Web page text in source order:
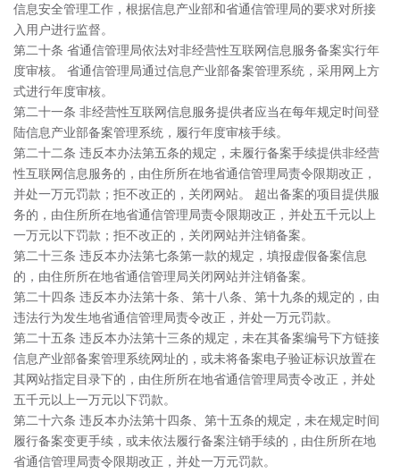
信息安全管理工作，根据信息产业部和省通信管理局的要求对所接
入用户进行监督。
第二十条 省通信管理局依法对非经营性互联网信息服务备案实行年
度审核。 省通信管理局通过信息产业部备案管理系统，采用网上方
式进行年度审核。
第二十一条 非经营性互联网信息服务提供者应当在每年规定时间登
陆信息产业部备案管理系统，履行年度审核手续。
第二十二条 违反本办法第五条的规定，未履行备案手续提供非经营
性互联网信息服务的，由住所所在地省通信管理局责令限期改正，
并处一万元罚款；拒不改正的，关闭网站。 超出备案的项目提供服
务的，由住所所在地省通信管理局责令限期改正，并处五千元以上
一万元以下罚款；拒不改正的，关闭网站并注销备案。
第二十三条 违反本办法第七条第一款的规定，填报虚假备案信息
的，由住所所在地省通信管理局关闭网站并注销备案。
第二十四条 违反本办法第十条、第十八条、第十九条的规定的，由
违法行为发生地省通信管理局责令改正，并处一万元罚款。
第二十五条 违反本办法第十三条的规定，未在其备案编号下方链接
信息产业部备案管理系统网址的，或未将备案电子验证标识放置在
其网站指定目录下的，由住所所在地省通信管理局责令改正，并处
五千元以上一万元以下罚款。
第二十六条 违反本办法第十四条、第十五条的规定，未在规定时间
履行备案变更手续，或未依法履行备案注销手续的，由住所所在地
省通信管理局责令限期改正，并处一万元罚款。